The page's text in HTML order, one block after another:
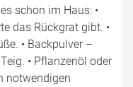
schon im Haus: •
das Rückgrat gibt. •
• Backpulver –
• Pflanzenöl oder
notwendigen